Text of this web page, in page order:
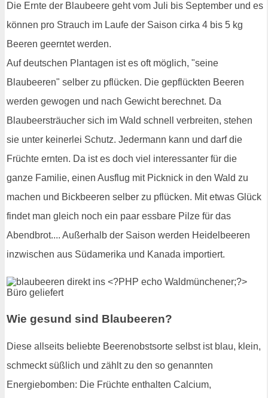
Die Ernte der Blaubeere geht vom Juli bis September und es
können pro Strauch im Laufe der Saison cirka 4 bis 5 kg
Beeren geerntet werden.
Auf deutschen Plantagen ist es oft möglich, "seine
Blaubeeren" selber zu pflücken. Die gepflückten Beeren
werden gewogen und nach Gewicht berechnet. Da
Blaubeersträucher sich im Wald schnell verbreiten, stehen
sie unter keinerlei Schutz. Jedermann kann und darf die
Früchte ernten. Da ist es doch viel interessanter für die
ganze Familie, einen Ausflug mit Picknick in den Wald zu
machen und Bickbeeren selber zu pflücken. Mit etwas Glück
findet man gleich noch ein paar essbare Pilze für das
Abendbrot.... Außerhalb der Saison werden Heidelbeeren
inzwischen aus Südamerika und Kanada importiert.
Wie gesund sind Blaubeeren?
Diese allseits beliebte Beerenobstsorte selbst ist blau, klein,
schmeckt süßlich und zählt zu den so genannten
Energiebomben: Die Früchte enthalten Calcium,